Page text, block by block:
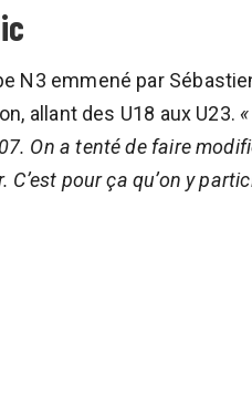
N3 emmené par
allant des U18 aux U23.
On a tenté de faire
pour ça qu’on y